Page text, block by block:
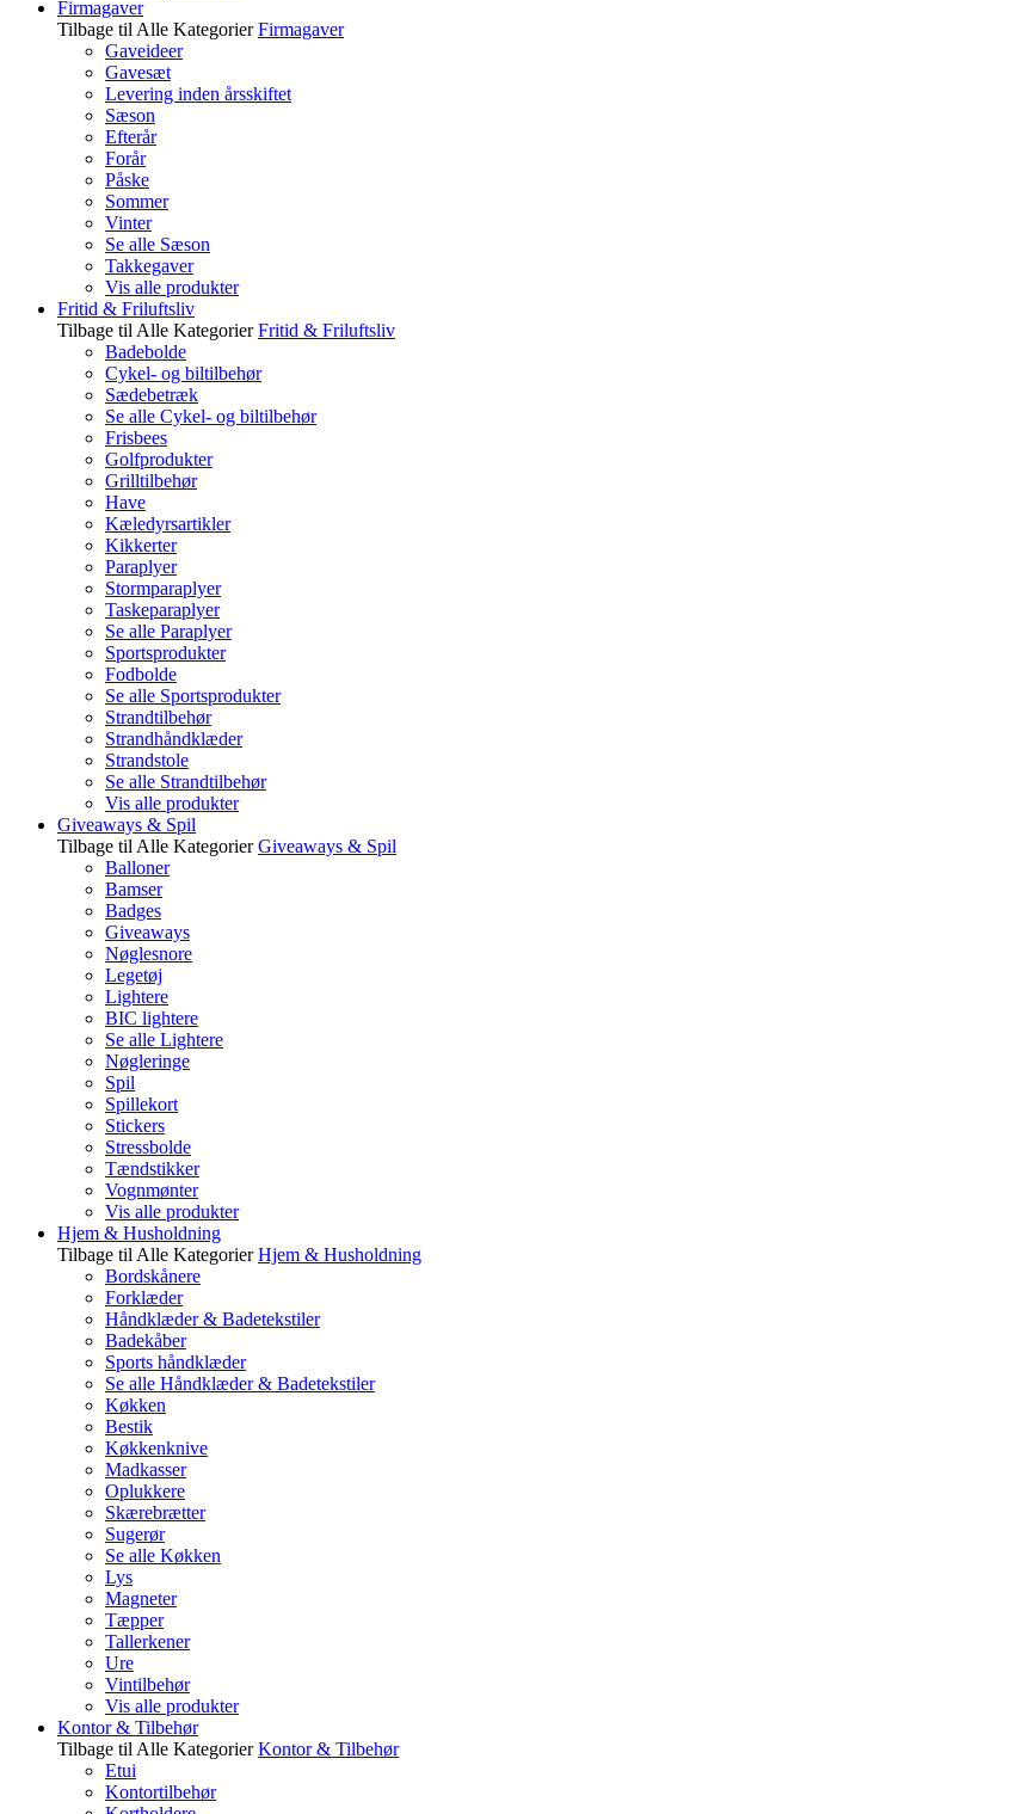
Firmagaver
Tilbage til Alle Kategorier Firmagaver
Gaveideer
Gavesæt
Levering inden årsskiftet
Sæson
Efterår
Forår
Påske
Sommer
Vinter
Se alle Sæson
Takkegaver
Vis alle produkter
Fritid & Friluftsliv
Tilbage til Alle Kategorier Fritid & Friluftsliv
Badebolde
Cykel- og biltilbehør
Sædebetræk
Se alle Cykel- og biltilbehør
Frisbees
Golfprodukter
Grilltilbehør
Have
Kæledyrsartikler
Kikkerter
Paraplyer
Stormparaplyer
Taskeparaplyer
Se alle Paraplyer
Sportsprodukter
Fodbolde
Se alle Sportsprodukter
Strandtilbehør
Strandhåndklæder
Strandstole
Se alle Strandtilbehør
Vis alle produkter
Giveaways & Spil
Tilbage til Alle Kategorier Giveaways & Spil
Balloner
Bamser
Badges
Giveaways
Nøglesnore
Legetøj
Lightere
BIC lightere
Se alle Lightere
Nøgleringe
Spil
Spillekort
Stickers
Stressbolde
Tændstikker
Vognmønter
Vis alle produkter
Hjem & Husholdning
Tilbage til Alle Kategorier Hjem & Husholdning
Bordskånere
Forklæder
Håndklæder & Badetekstiler
Badekåber
Sports håndklæder
Se alle Håndklæder & Badetekstiler
Køkken
Bestik
Køkkenknive
Madkasser
Oplukkere
Skærebrætter
Sugerør
Se alle Køkken
Lys
Magneter
Tæpper
Tallerkener
Ure
Vintilbehør
Vis alle produkter
Kontor & Tilbehør
Tilbage til Alle Kategorier Kontor & Tilbehør
Etui
Kontortilbehør